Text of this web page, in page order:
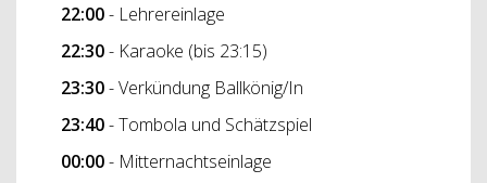
22:00- Lehrereinlage
22:30- Karaoke (bis 23:15)
23:30- Verkündung Ballkönig/In
23:40- Tombola und Schätzspiel
00:00- Mitternachtseinlage